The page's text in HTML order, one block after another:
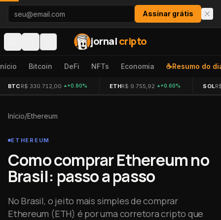
Pular para o conteúdo
Assinar grátis
jornalcripto
Bitcoin DeFi NFTs Economia ☕Resumo do
BTC R$ 330.712,00 +0.90% ETHR$ 9.755,92 +0.60% SOL
Início/Ethereum
ETHEREUM
Como comprar Ethereum no
Brasil: passo a passo
No Brasil, o jeito mais simples de comprar
Ethereum (ETH) é por uma corretora cripto que